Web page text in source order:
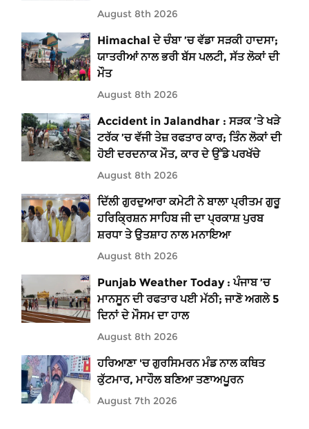
August 8th 2026
Himachal ਦੇ ਚੰਬਾ ’ਚ ਵੱਡਾ ਸੜਕੀ ਹਾਦਸਾ;
ਯਾਤਰੀਆਂ ਨਾਲ ਭਰੀ ਬੱਸ ਪਲਟੀ, ਸੱਤ ਲੋਕਾਂ ਦੀ
ਮੌਤ
August 8th 2026
Accident in Jalandhar : ਸੜਕ ’ਤੇ ਖੜੇ
ਟਰੱਕ ’ਚ ਵੱਜੀ ਤੇਜ਼ ਰਫਤਾਰ ਕਾਰ; ਤਿੰਨ ਲੋਕਾਂ ਦੀ
ਹੋਈ ਦਰਦਨਾਕ ਮੌਤ, ਕਾਰ ਦੇ ਉੱਡੇ ਪਰਖੱਚੇ
August 8th 2026
ਦਿੱਲੀ ਗੁਰਦੁਆਰਾ ਕਮੇਟੀ ਨੇ ਬਾਲਾ ਪ੍ਰੀਤਮ ਗੁਰੂ
ਹਰਿਕ੍ਰਿਸ਼ਨ ਸਾਹਿਬ ਜੀ ਦਾ ਪ੍ਰਕਾਸ਼ ਪੁਰਬ
ਸ਼ਰਧਾ ਤੇ ਉਤਸ਼ਾਹ ਨਾਲ ਮਨਾਇਆ
August 8th 2026
Punjab Weather Today : ਪੰਜਾਬ ’ਚ
ਮਾਨਸੂਨ ਦੀ ਰਫਤਾਰ ਪਈ ਮੱਠੀ; ਜਾਣੋ ਅਗਲੇ 5
ਦਿਨਾਂ ਦੇ ਮੌਸਮ ਦਾ ਹਾਲ
August 8th 2026
ਹਰਿਆਣਾ 'ਚ ਗੁਰਸਿਮਰਨ ਮੰਡ ਨਾਲ ਕਥਿਤ
ਕੁੱਟਮਾਰ, ਮਾਹੌਲ ਬਣਿਆ ਤਣਾਅਪੂਰਨ
August 7th 2026